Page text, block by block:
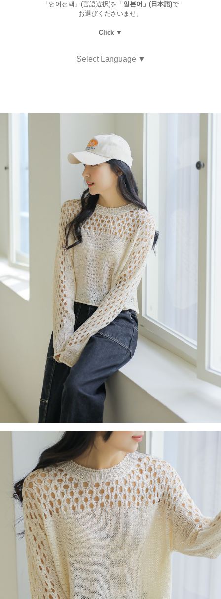
「언어선택」(言語選択)を 「일본어」(日本語)で
お選びくださいませ。
Click ▼
Select Language ▼